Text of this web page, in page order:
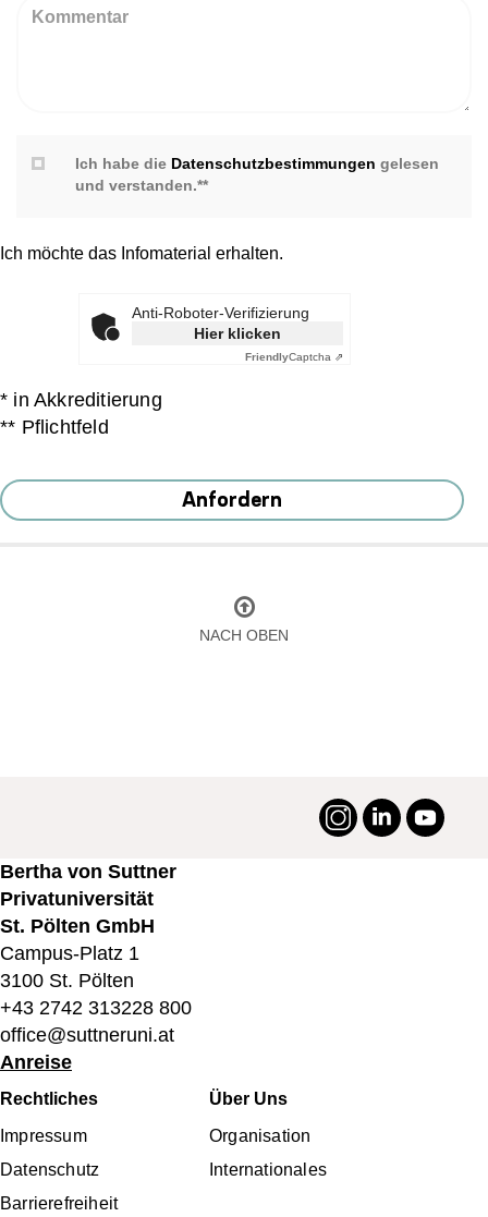
Ich habe die Datenschutzbestimmungen gelesen
und verstanden.**
Ich möchte das Infomaterial erhalten.
Anti-Roboter-Verifizierung
Hier klicken
FriendlyCaptcha ⇗
* in Akkreditierung
** Pflichtfeld
Anfordern
NACH OBEN
#suttneruni
Instagram
LinkedIn
Bertha von Suttner
Privatuniversität
St. Pölten GmbH
Campus-Platz 1
3100 St. Pölten
+43 2742 313228 800
office@suttneruni.at
Anreise
Fußbereichsmenü
Rechtliches
Impressum
Datenschutz
Barrierefreiheit
Über Uns
Organisation
Internationales